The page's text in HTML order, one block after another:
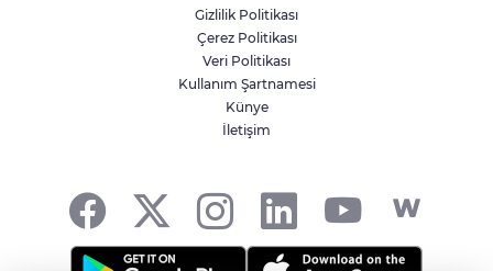
Atatürk Bulvarında Asfalt Yenileniyor
Gizlilik Politikası
Çerez Politikası
Veri Politikası
Kullanım Şartnamesi
Künye
İletişim